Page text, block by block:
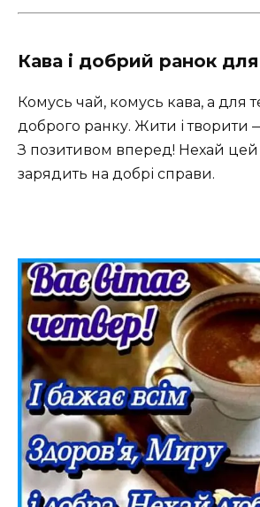
Кава і добрий ранок для
Комусь чай, комусь кава, а для
доброго ранку. Жити і творити
З позитивом вперед! Нехай
зарядить на добрі справи.